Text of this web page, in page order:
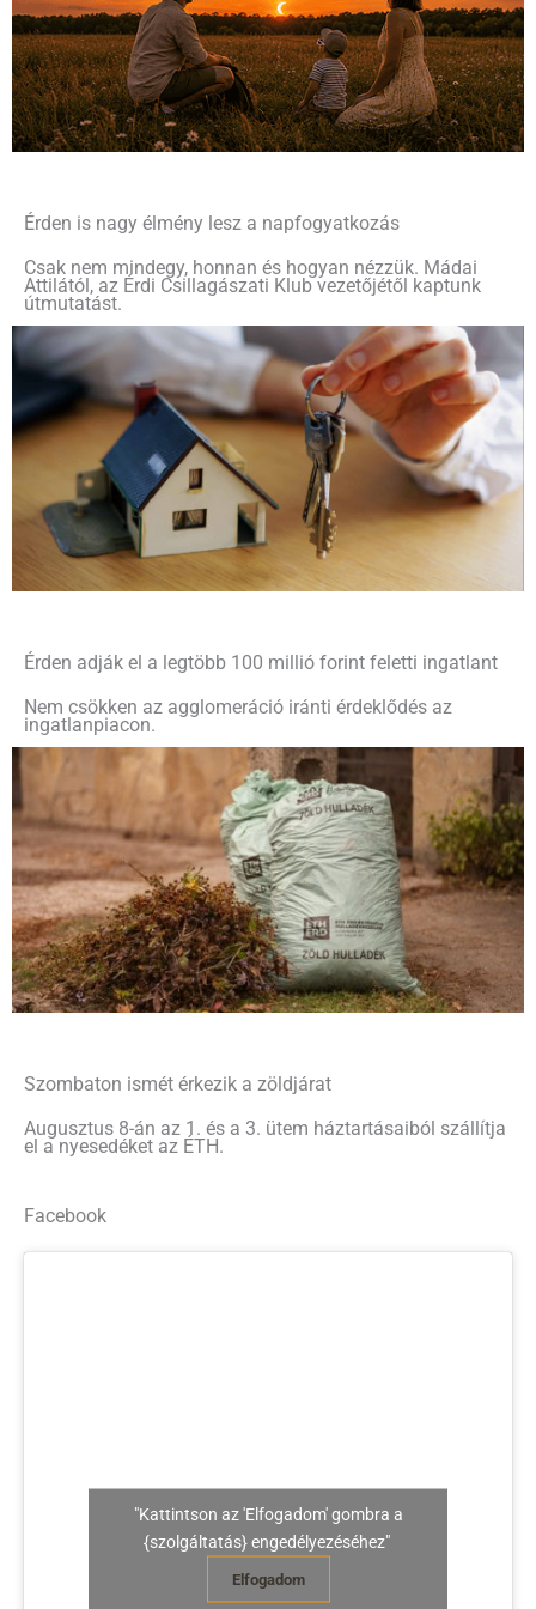
Érden is nagy élmény lesz a napfogyatkozás
Csak nem mindegy, honnan és hogyan nézzük. Mádai
Attilától, az Érdi Csillagászati Klub vezetőjétől kaptunk
útmutatást.
Érden adják el a legtöbb 100 millió forint feletti ingatlant
Nem csökken az agglomeráció iránti érdeklődés az
ingatlanpiacon.
Szombaton ismét érkezik a zöldjárat
Augusztus 8-án az 1. és a 3. ütem háztartásaiból szállítja
el a nyesedéket az ÉTH.
Facebook
"Kattintson az 'Elfogadom' gombra a
{szolgáltatás} engedélyezéséhez"
Elfogadom